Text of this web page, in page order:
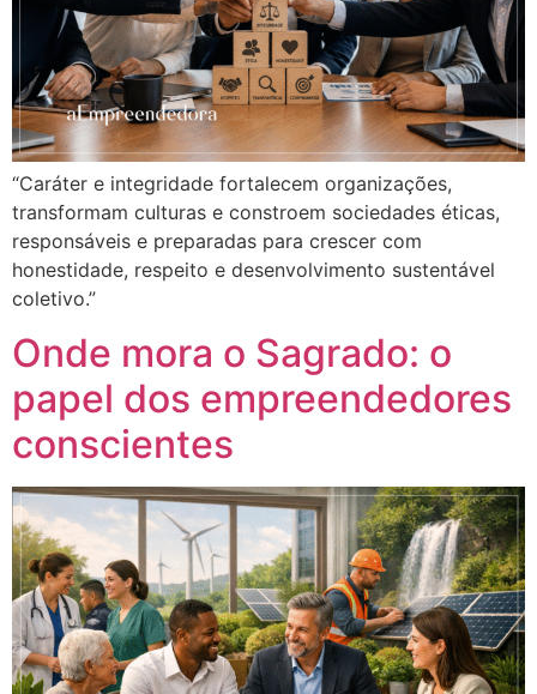
“Caráter e integridade fortalecem organizações,
transformam culturas e constroem sociedades éticas,
responsáveis e preparadas para crescer com
honestidade, respeito e desenvolvimento sustentável
coletivo.”
Onde mora o Sagrado: o
papel dos empreendedores
conscientes